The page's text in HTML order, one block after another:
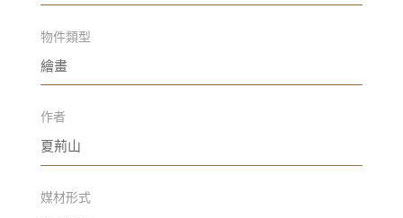
物件類型
繪畫
作者
夏荊山
媒材形式